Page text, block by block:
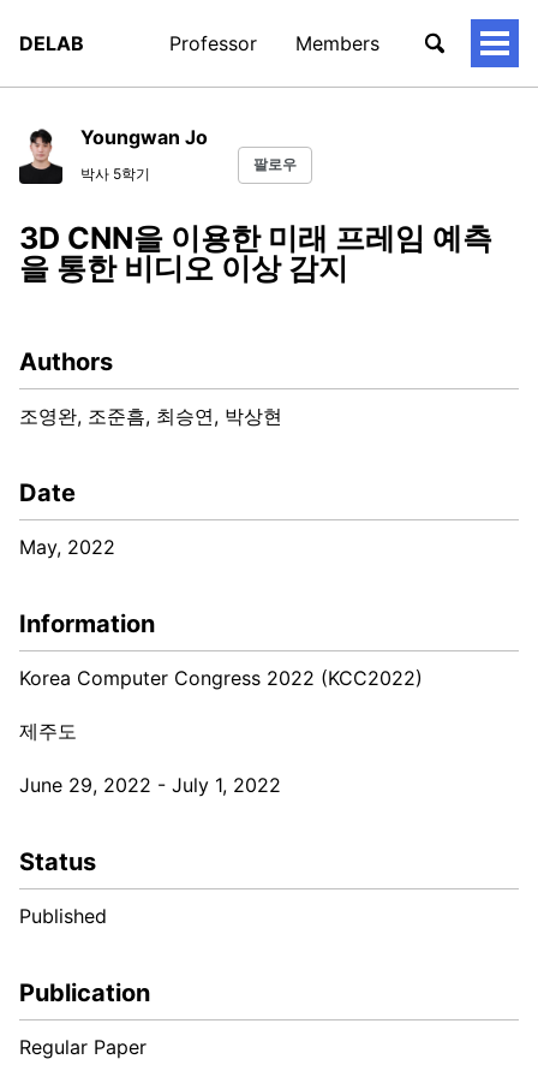
DELAB Professor Members
토
Youngwan Jo
박사 5학기
팔로우
3D CNN을 이용한 미래 프레임 예측
을 통한 비디오 이상 감지
Authors
조영완, 조준흠, 최승연, 박상현
Date
May, 2022
Information
Korea Computer Congress 2022 (KCC2022)
제주도
June 29, 2022 - July 1, 2022
Status
Published
Publication
Regular Paper